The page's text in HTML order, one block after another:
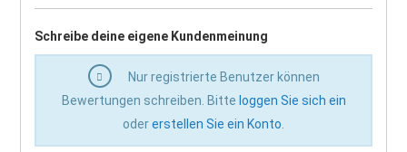
Schreibe deine eigene Kundenmeinung
Nur registrierte Benutzer können
Bewertungen schreiben. Bitte loggen Sie sich ein
odererstellen Sie ein Konto